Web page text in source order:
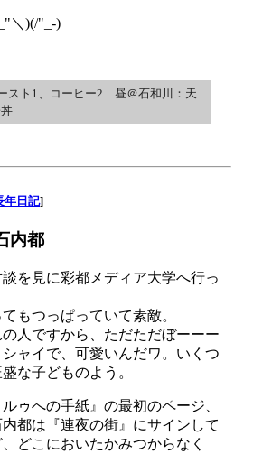
＼)(/"_-)
スト1、コーヒー2 昼＠石和川：天
年日記]
内都
を見に彩都メディア大学へ行っ
もつっぱっていて素敵。
人ですから、ただただぼーーー
ャイで、可愛いんだワ。いくつ
な子どものよう。
ゥへの手紙』の最初のページ、
都は『連夜の街』にサインして
どこにおいたかみつからなく